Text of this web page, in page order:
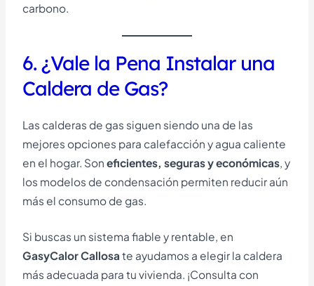
carbono.
6. ¿Vale la Pena Instalar una
Caldera de Gas?
Las calderas de gas siguen siendo una de las
mejores opciones para calefacción y agua caliente
en el hogar. Soneficientes, seguras y económicas , y
los modelos de condensación permiten reducir aún
más el consumo de gas.
Si buscas un sistema fiable y rentable, en
GasyCalor Callosa te ayudamos a elegir la caldera
más adecuada para tu vivienda. ¡Consulta con